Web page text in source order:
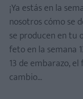
¡Ya estás en la
nosotros cómo se
se producen en tu
feto en la semana
13 de embarazo,
cambio...